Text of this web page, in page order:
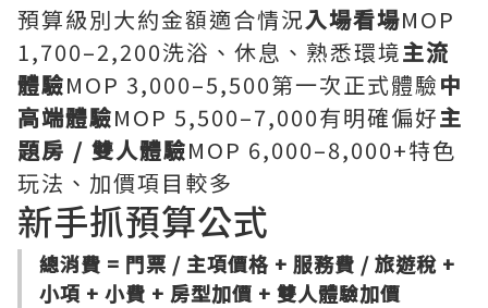
預算級別大約金額適合情況入場看場MOP
1,700–2,200洗浴、休息、熟悉環境主流
體驗MOP 3,000–5,500第一次正式體驗中
高端體驗MOP 5,500–7,000有明確偏好主
題房 / 雙人體驗MOP 6,000–8,000+特色
玩法、加價項目較多
新手抓預算公式
總消費 = 門票 / 主項價格 + 服務費 / 旅遊稅 +
小項 + 小費 + 房型加價 + 雙人體驗加價